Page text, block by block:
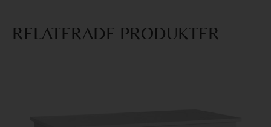
RELATERADE PRODUKTER